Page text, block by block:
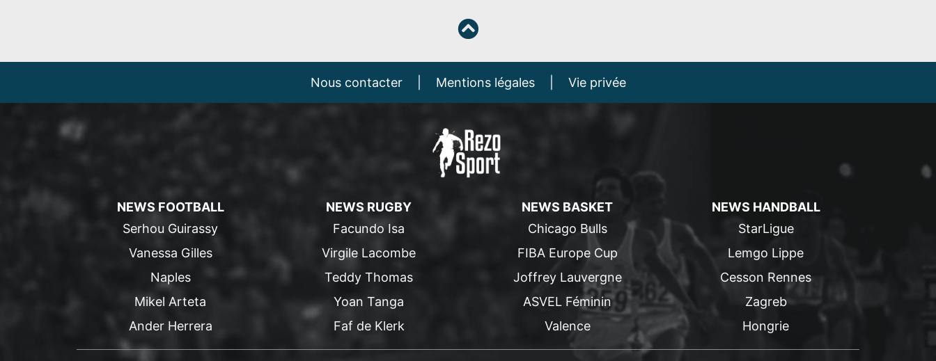
Nous contacter Mentions légales Vie privée
NEWS FOOTBALL
Serhou Guirassy
Vanessa Gilles
Naples
Mikel Arteta
Ander Herrera
NEWS RUGBY
Facundo Isa
Virgile Lacombe
Teddy Thomas
Yoan Tanga
Faf de Klerk
NEWS BASKET
Chicago Bulls
FIBA Europe Cup
Joffrey Lauvergne
ASVEL Féminin
Valence
NEWS HANDBALL
StarLigue
Lemgo Lippe
Cesson Rennes
Zagreb
Hongrie